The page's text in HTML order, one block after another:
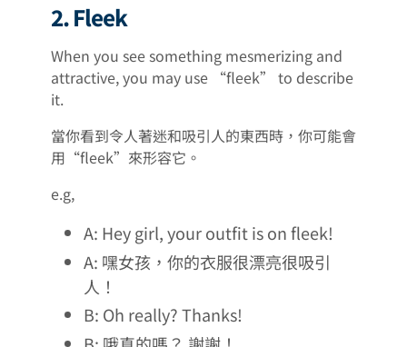
2. Fleek
When you see something mesmerizing and
attractive, you may use “fleek” to describe
it.
當你看到令人著迷和吸引人的東西時，你可能會
用“fleek”來形容它。
e.g,
A: Hey girl, your outfit is on fleek!
A: 嘿女孩，你的衣服很漂亮很吸引
人！
B: Oh really? Thanks!